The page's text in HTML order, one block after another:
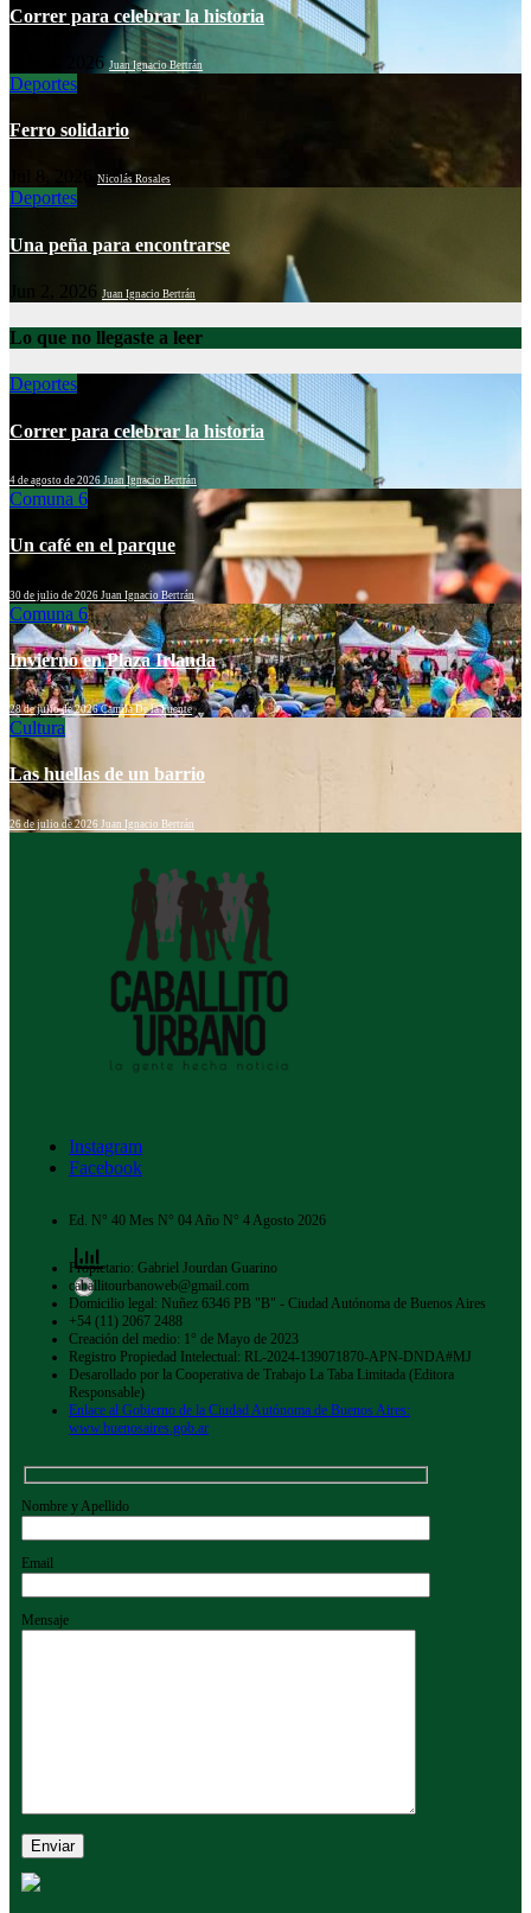
Correr para celebrar la historia
Ago 4, 2026 Juan Ignacio Bertrán
Deportes
Ferro solidario
Nicolás Rosales
Deportes
Una peña para encontrarse
Jun 2, 2026 Juan Ignacio Bertrán
Lo que no llegaste a leer
Deportes
Correr para celebrar la historia
4 de agosto de 2026 Juan Ignacio Bertrán
Comuna 6
Un café en el parque
30 de julio de 2026 Juan Ignacio Bertrán
Comuna 6
Invierno en Plaza Irlanda
28 de julio de 2026Camila De la Fuente
Cultura
Las huellas de un barrio
26 de julio de 2026 Juan Ignacio Bertrán
Instagram
Facebook
Ed. N° 40 Mes N° 04 Año N° 4 Agosto 2026
Propietario: Gabriel Jourdan Guarino
caballitourbanoweb@gmail.com
Domicilio legal: Nuñez 6346 PB "B" - Ciudad Autónoma de Buenos Aires
+54 (11) 2067 2488
Creación del medio: 1° de Mayo de 2023
Registro Propiedad Intelectual: RL-2024-139071870-APN-DNDA#MJ
Desarollado por la Cooperativa de Trabajo La Taba Limitada (Editora
Responsable)
Enlace al Gobierno de la Ciudad Autónoma de Buenos Aires:
www.buenosaires.gob.ar
Nombre y Apellido
Email
Mensaje